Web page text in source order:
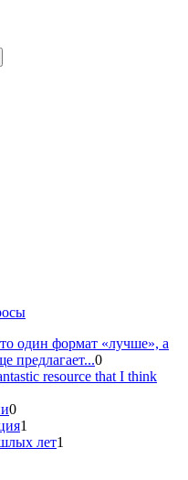
один формат «лучше», а
предлагает...0
resource that I think
0
1
лет1